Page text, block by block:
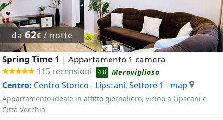
da 62€ / notte
Spring Time 1 | Appartamento 1 camera
115 recensioni 4.8 Meraviglioso
Centro: Centro Storico - Lipscani, Settore 1 - map
Appartamento ideale in affitto giornaliero, vicino a Lipscani e
Città Vecchia